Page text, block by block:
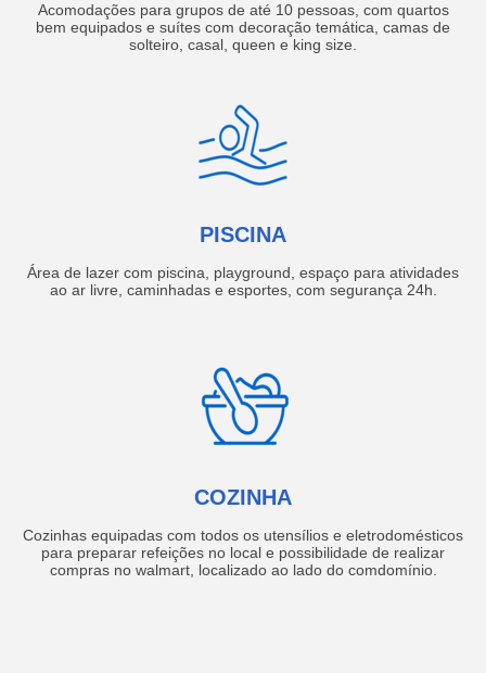
Acomodações para grupos de até 10 pessoas, com quartos
bem equipados e suítes com decoração temática, camas de
solteiro, casal, queen e king size.
PISCINA
Área de lazer com piscina, playground, espaço para atividades
ao ar livre, caminhadas e esportes, com segurança 24h.
COZINHA
Cozinhas equipadas com todos os utensílios e eletrodomésticos
para preparar refeições no local e possibilidade de realizar
compras no walmart, localizado ao lado do comdomínio.